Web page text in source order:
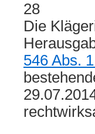
28
Die
546 Abs.